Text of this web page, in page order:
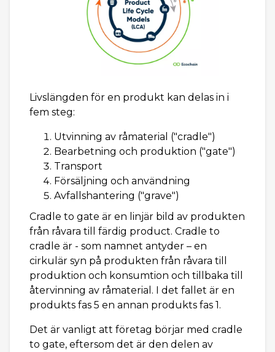
Livslängden för en produkt kan delas in i
fem steg:
Utvinning av råmaterial ("cradle")
Bearbetning och produktion ("gate")
Transport
Försäljning och användning
Avfallshantering ("grave")
Cradle to gate är en linjär bild av produkten
från råvara till färdig product. Cradle to
cradle är - som namnet antyder – en
cirkulär syn på produkten från råvara till
produktion och konsumtion och tillbaka till
återvinning av råmaterial. I det fallet är en
produkts fas 5 en annan produkts fas 1.
Det är vanligt att företag börjar med cradle
to gate, eftersom det är den delen av